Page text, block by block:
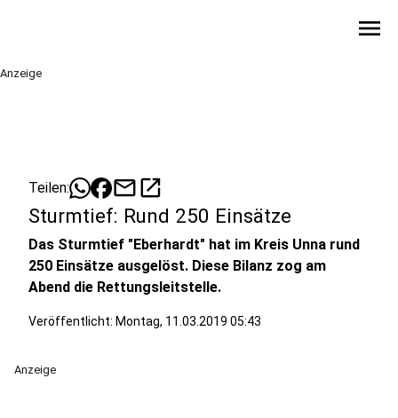
menu
Anzeige
Teilen: mailopen_in_new
Sturmtief: Rund 250 Einsätze
Das Sturmtief "Eberhardt" hat im Kreis Unna rund
250 Einsätze ausgelöst. Diese Bilanz zog am
Abend die Rettungsleitstelle.
Veröffentlicht: Montag, 11.03.2019 05:43
Anzeige